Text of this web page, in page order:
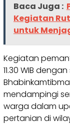
Baca Juga :
Kegiatan
untuk
Kegiatan
11.30 WIB
mendampingi
warga dalam
pertanian di